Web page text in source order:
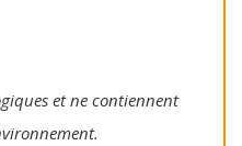
et ne contiennent